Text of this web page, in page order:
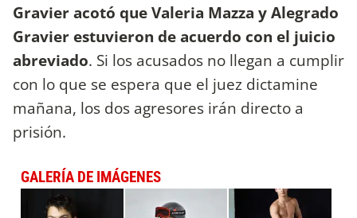
Gravier acotó que Valeria Mazza y Alegrado
Gravier estuvieron de acuerdo con el juicio
abreviado. Si los acusados no llegan a cumplir
con lo que se espera que el juez dictamine
mañana, los dos agresores irán directo a
prisión.
GALERÍA DE IMÁGENES